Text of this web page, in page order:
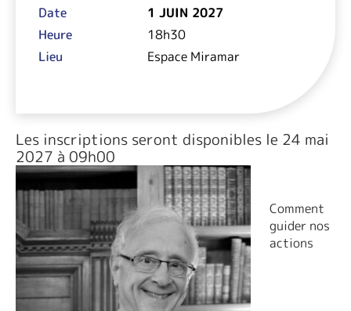
Date
1 JUIN 2027
Heure
18h30
Lieu
Espace Miramar
Les inscriptions seront disponibles le 24 mai
2027 à 09h00
Comment
guider nos
actions